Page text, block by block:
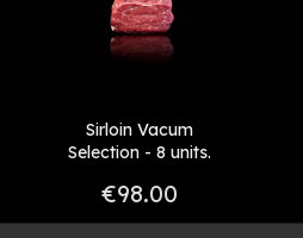
Sirloin Vacum
Selection - 8 units.
€98.00